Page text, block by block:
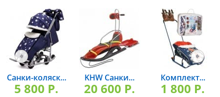
Санки-коляск...
5 800 P.
KHW Санки...
20 600 P.
Комплект...
1 800 P.